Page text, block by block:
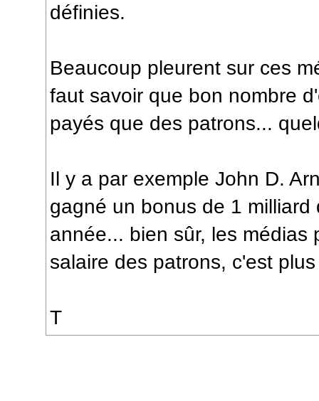
définies.
Beaucoup pleurent sur ces
faut savoir que bon nombre
payés que des patrons...
Il y a par exemple John D.
gagné un bonus de 1 milliard
année... bien sûr, les médias
salaire des patrons, c'est
T